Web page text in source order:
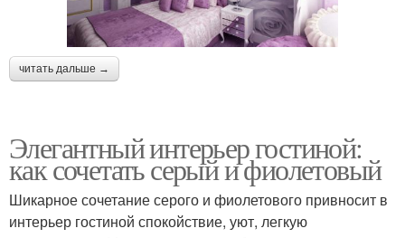
читать дальше →
Элегантный интерьер гостиной:
как сочетать серый и фиолетовый
Шикарное сочетание серого и фиолетового привносит в
интерьер гостиной спокойствие, уют, легкую